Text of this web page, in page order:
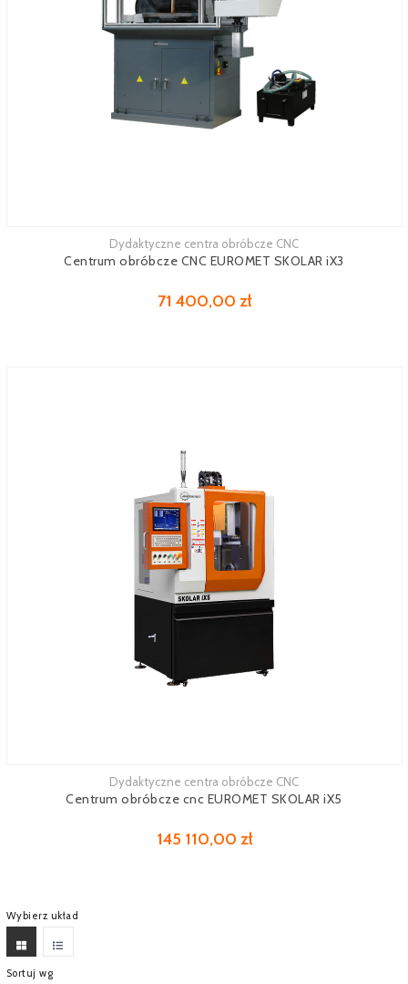
Dydaktyczne centra obróbcze CNC
Centrum obróbcze CNC EUROMET SKOLAR iX3
71 400,00 zł
Dydaktyczne centra obróbcze CNC
Centrum obróbcze cnc EUROMET SKOLAR iX5
145 110,00 zł
Wybierz układ
Sortuj wg